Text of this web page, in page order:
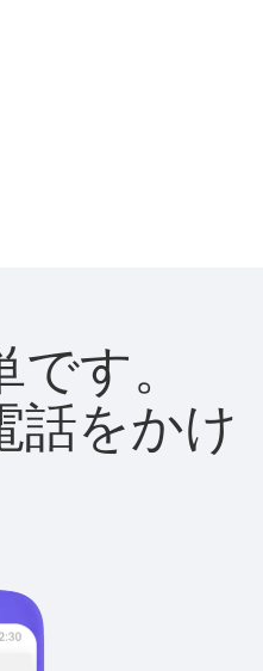
す。
話をかけ